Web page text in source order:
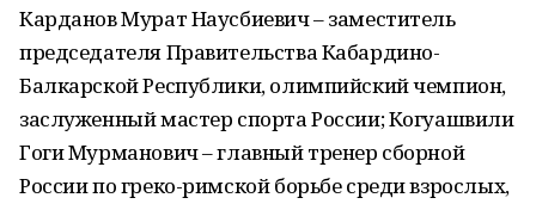
Карданов Мурат Наусбиевич – заместитель
председателя Правительства Кабардино-
Балкарской Республики, олимпийский чемпион,
заслуженный мастер спорта России; Когуашвили
Гоги Мурманович – главный тренер сборной
России по греко-римской борьбе среди взрослых,